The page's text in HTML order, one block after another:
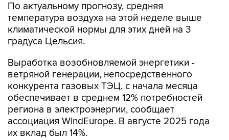
По актуальному прогнозу, средняя
температура воздуха на этой неделе выше
климатической нормы для этих дней на 3
градуса Цельсия.
Выработка возобновляемой энергетики -
ветряной генерации, непосредственного
конкурента газовых ТЭЦ, с начала месяца
обеспечивает в среднем 12% потребностей
региона в электроэнергии, сообщает
ассоциация WindEurope. В августе 2025 года
их вклад был 14%.